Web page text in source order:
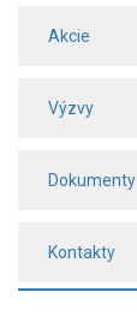
Akcie
Výzvy
Dokumenty
Kontakty